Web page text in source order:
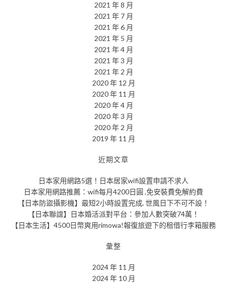
2021 年 8 月
2021 年 7 月
2021 年 6 月
2021 年 5 月
2021 年 4 月
2021 年 3 月
2021 年 2 月
2020 年 12 月
2020 年 11 月
2020 年 4 月
2020 年 3 月
2020 年 2 月
2019 年 11 月
近期文章
日本家用網路5選！日本居家wifi設置申請不求人
日本家用網路推薦：wifi每月4200日圓 ,免安裝費免解約費
【日本防盜攝影機】最短2小時設置完成, 世風日下不可不設！
【日本聯誼】日本婚活派對平台：參加人數突破74萬！
【日本生活】4500日幣爽用rimowa!報復旅遊下的租借行李箱服務
彙整
2024 年 11 月
2024 年 10 月